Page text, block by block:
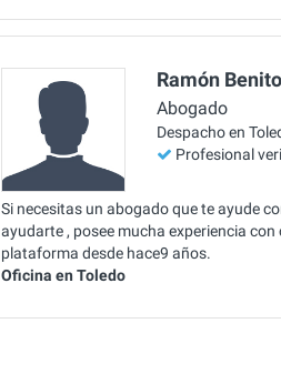
Ramón
Abogado
Despacho en
Profesional
Si necesitas un abogado que te ayude
ayudarte , posee mucha experiencia
plataforma desde hace9 años.
Oficina en Toledo